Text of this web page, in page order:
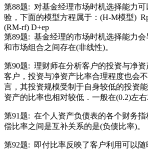
第88题: 对基金经理市场时机选择能力
验，下面的模型方程属于：(H-M模型)
(RM-rf) D+ep
第89题: 基金经理的市场时机选择能力
和市场组合之间存在(非线性)。
第90题: 理财师在分析客户的投资与净
客户，投资与净资产比率合理程度也会
言，其投资规模受制于自身较低的投资
资产的比率也相对较低．一般在(0.2)左右
第91题: 在个人资产负债表的各个财务
偿比率之间是互补关系的是(负债比率)。
第92题:
即付比率反映了客户利用可以